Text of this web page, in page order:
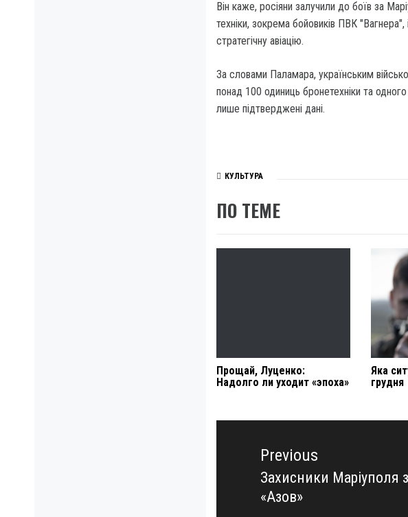
Він каже, росіяни залучили до боїв за
техніки, зокрема бойовиків ПВК
стратегічну авіацію.
За словами Паламара, українським
понад 100 одиниць бронетехніки та
лише підтверджені дані.
КУЛЬТУРА
ПО ТЕМЕ
Прощай, Луценко:
Надолго ли уходит «эпоха»
Яка
грудня
Навигация
записямPrevious
Previous
post:
Захисники Маріуполя
«Азов»